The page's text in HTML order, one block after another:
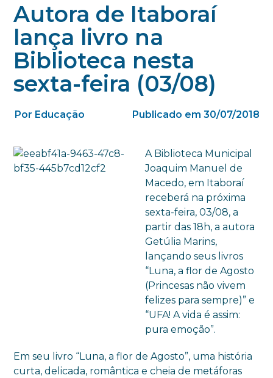
Autora de Itaboraí
lança livro na
Biblioteca nesta
sexta-feira (03/08)
Por Educação Publicado em 30/07/2018
A Biblioteca Municipal
Joaquim Manuel de
Macedo, em Itaboraí
receberá na próxima
sexta-feira, 03/08, a
partir das 18h, a autora
Getúlia Marins,
lançando seus livros
“Luna, a flor de Agosto
(Princesas não vivem
felizes para sempre)” e
“UFA! A vida é assim:
pura emoção”.
Em seu livro “Luna, a flor de Agosto”, uma história
curta, delicada, romântica e cheia de metáforas